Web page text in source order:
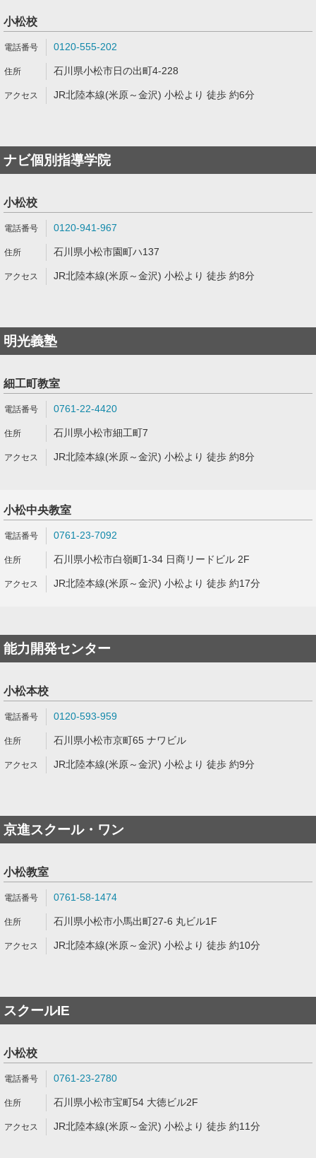
小松校
0120-555-202
石川県小松市日の出町4-228
JR北陸本線(米原～金沢) 小松より 徒歩 約6分
ナビ個別指導学院
小松校
0120-941-967
石川県小松市園町ハ137
JR北陸本線(米原～金沢) 小松より 徒歩 約8分
明光義塾
細工町教室
0761-22-4420
石川県小松市細工町7
JR北陸本線(米原～金沢) 小松より 徒歩 約8分
小松中央教室
0761-23-7092
石川県小松市白嶺町1-34 日商リードビル 2F
JR北陸本線(米原～金沢) 小松より 徒歩 約17分
能力開発センター
小松本校
0120-593-959
石川県小松市京町65 ナワビル
JR北陸本線(米原～金沢) 小松より 徒歩 約9分
京進スクール・ワン
小松教室
0761-58-1474
石川県小松市小馬出町27-6 丸ビル1F
JR北陸本線(米原～金沢) 小松より 徒歩 約10分
スクールIE
小松校
0761-23-2780
石川県小松市宝町54 大徳ビル2F
JR北陸本線(米原～金沢) 小松より 徒歩 約11分